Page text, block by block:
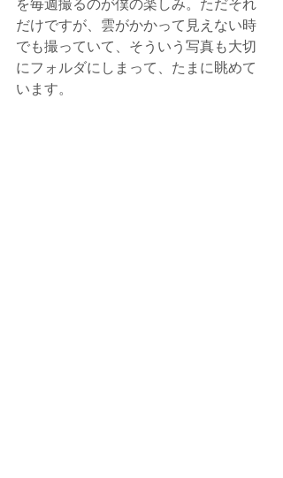
を毎週撮るのが僕の楽しみ。ただそれ
だけですが、雲がかかって見えない時
でも撮っていて、そういう写真も大切
にフォルダにしまって、たまに眺めて
います。